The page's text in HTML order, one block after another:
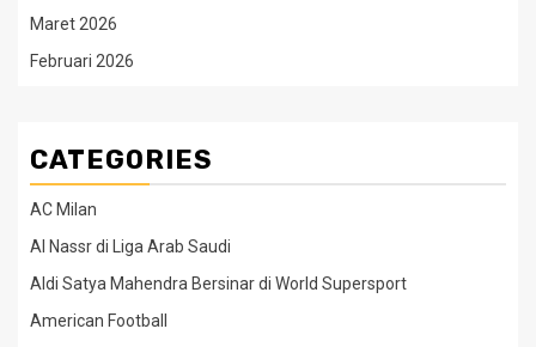
Maret 2026
Februari 2026
CATEGORIES
AC Milan
Al Nassr di Liga Arab Saudi
Aldi Satya Mahendra Bersinar di World Supersport
American Football